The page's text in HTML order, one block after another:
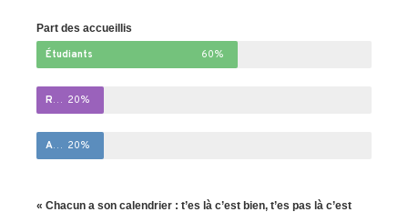
Part des accueillis
Étudiants 60%
Retraités 20%
Actifs 20%
« Chacun a son calendrier : t’es là c’est bien, t’es pas là c’est